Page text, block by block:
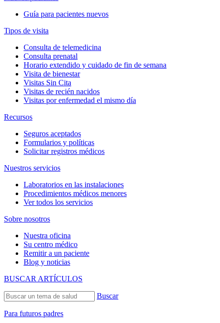
Guía para pacientes nuevos
Tipos de visita
Consulta de telemedicina
Consulta prenatal
Horario extendido y cuidado de fin de semana
Visita de bienestar
Visitas Sin Cita
Visitas de recién nacidos
Visitas por enfermedad el mismo día
Recursos
Seguros aceptados
Formularios y políticas
Solicitar registros médicos
Nuestros servicios
Laboratorios en las instalaciones
Procedimientos médicos menores
Ver todos los servicios
Sobre nosotros
Nuestra oficina
Su centro médico
Remitir a un paciente
Blog y noticias
BUSCAR ARTÍCULOS
Buscar
Para futuros padres